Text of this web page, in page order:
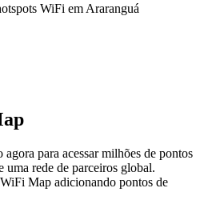
WiFi em Araranguá
para acessar milhões de pontos
rede de parceiros global.
Map adicionando pontos de